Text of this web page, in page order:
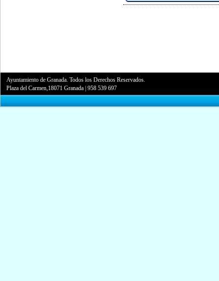
Ayuntamiento de Granada. Todos los Derechos Reservados.
Plaza del Carmen,18071 Granada |958 539 697